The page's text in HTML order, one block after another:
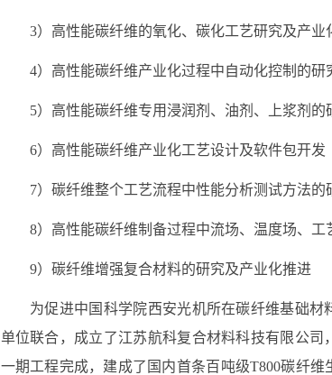
3）高性能碳纤维的氧化、碳化工艺研究及产业
4）高性能碳纤维产业化过程中自动化控制的研
5）高性能碳纤维专用浸润剂、油剂、上浆剂的
6）高性能碳纤维产业化工艺设计及软件包开发
7）碳纤维整个工艺流程中性能分析测试方法的
8）高性能碳纤维制备过程中流场、温度场、工
9）碳纤维增强复合材料的研究及产业化推进
为促进中国科学院西安光机所在碳纤维基础材
单位联合，成立了江苏航科复合材料科技有限公司
一期工程完成，建成了国内首条百吨级T800碳纤维